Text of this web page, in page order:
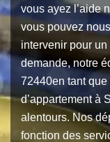
vous ayez l’aide
vous pouvez
intervenir pour
demande, notre
72440en tant
d’appartement à
alentours. Nos
fonction des